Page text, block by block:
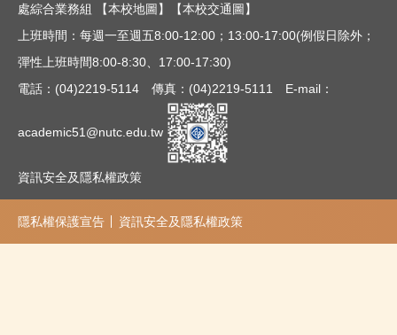
招生簡章
考古題
處綜合業務組
【本校地圖】
【本校交通圖】
上班時間：每週一至週五8:00-12:00；13:00-17:00(例假日除外；
彈性上班時間8:00-8:30、17:00-17:30)
電話：(04)2219-5114 傳真：(04)2219-5111 E-mail：
academic51@nutc.edu.tw
資訊安全及隱私權政策
隱私權保護宣告 資訊安全及隱私權政策